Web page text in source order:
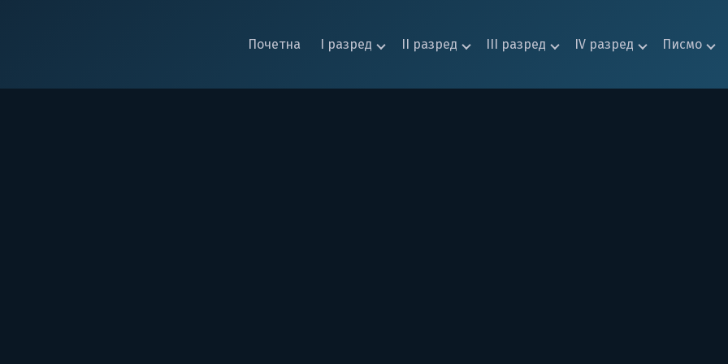
Почетна I разред II разред III разред IV разред Писмо